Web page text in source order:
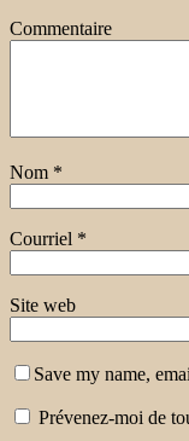
Commentaire
Nom *
Courriel *
Site web
Save my name,
Prévenez-moi de